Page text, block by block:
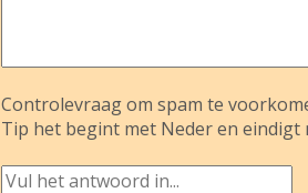
Controlevraag om spam te
Tip het begint met Neder en eindigt